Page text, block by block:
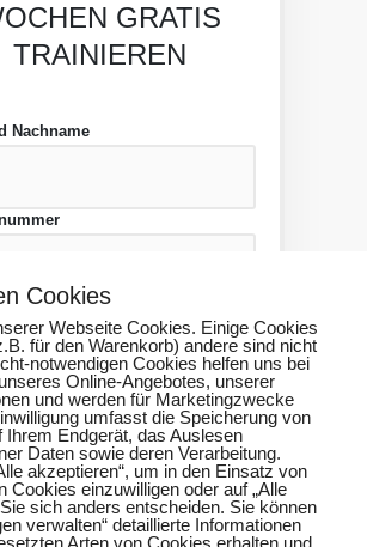
GRATIS
TRAINIEREN
Nachname
Absenden
Cookies
Webseite Cookies. Einige Cookies
für den Warenkorb) andere sind nicht
notwendigen Cookies helfen uns bei
Online-Angebotes, unserer
und werden für Marketingzwecke
umfasst die Speicherung von
Ihrem Endgerät, das Auslesen
Daten sowie deren Verarbeitung.
akzeptieren“, um in den Einsatz von
Cookies einzuwilligen oder auf „Alle
sich anders entscheiden. Sie können
verwalten“ detaillierte Informationen
Arten von Cookies erhalten und